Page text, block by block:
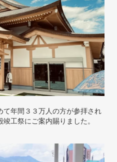
て年間３３万人の方が参拝され
工祭にご案内賜りました。